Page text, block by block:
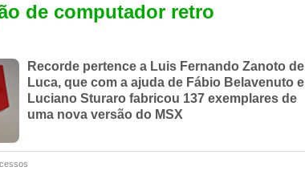
de computador retro
Recorde pertence a Luis Fernando Zanoto de
Luca, que com a ajuda de Fábio Belavenuto e
Luciano Sturaro fabricou 137 exemplares de
uma nova versão do MSX